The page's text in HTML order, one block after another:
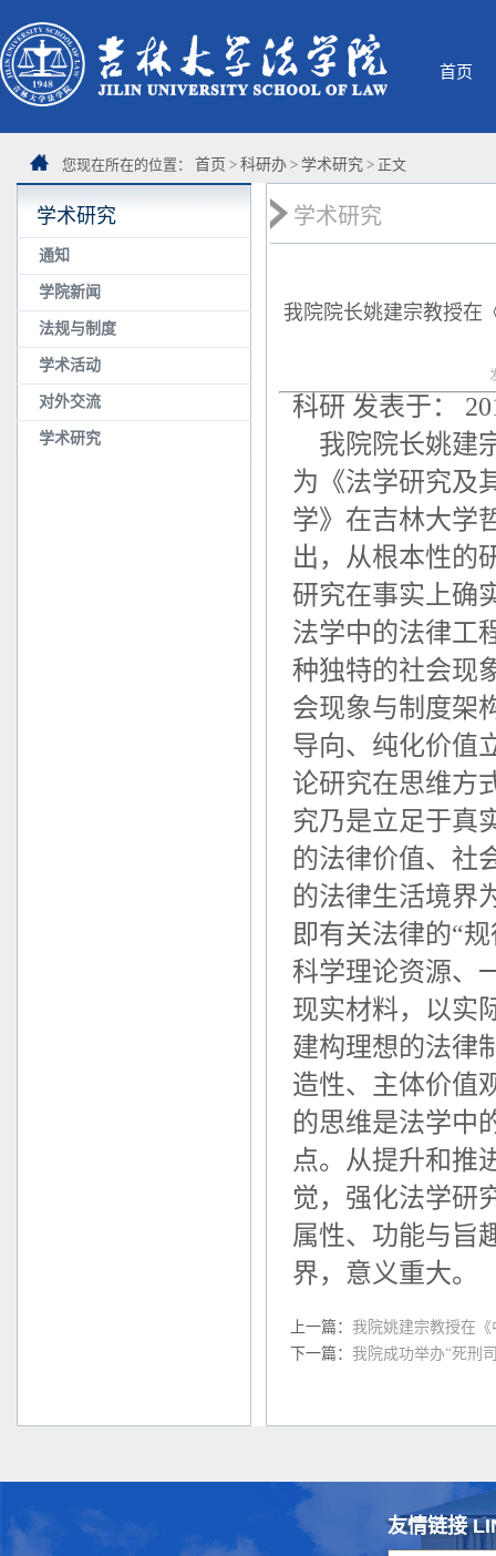
首页
您现在所在的位置： 首页 > 科研办 > 学术研究 > 正文
学术研究
通知
学院新闻
法规与制度
学术活动
对外交流
学术研究
学术研究
我院院长姚建宗教授在
科研 发表于：
我院院长姚建
为《法学研究及
学》在吉林大学
出，从根本性的
研究在事实上确
法学中的法律工
种独特的社会现
会现象与制度架
导向、纯化价值
论研究在思维方
究乃是立足于真
的法律价值、社
的法律生活境界
即有关法律的“
科学理论资源、
现实材料，以实
建构理想的法律
造性、主体价值
的思维是法学中
点。从提升和推
觉，强化法学研
属性、功能与旨
界，意义重大。
上一篇： 我院姚建宗教授在
下一篇： 我院成功举办“死刑
友情链接